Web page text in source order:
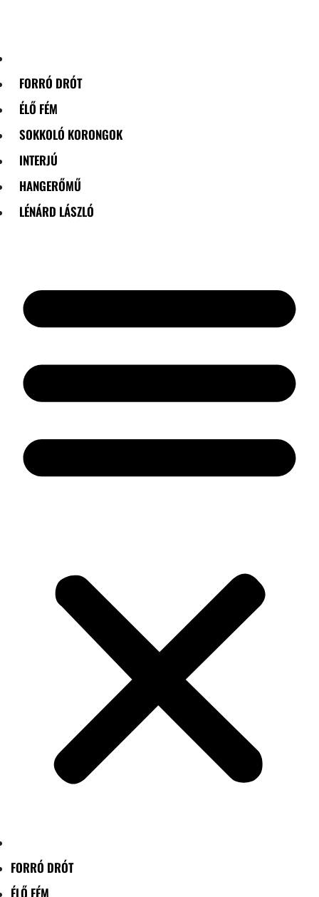
FORRÓ DRÓT
ÉLŐ FÉM
SOKKOLÓ KORONGOK
INTERJÚ
HANGERŐMŰ
LÉNÁRD LÁSZLÓ
FORRÓ DRÓT
ÉLŐ FÉM